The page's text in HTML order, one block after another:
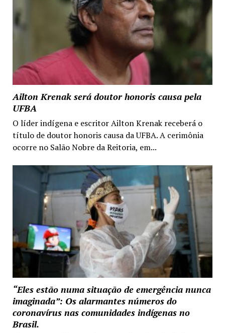
Ailton Krenak será doutor honoris causa pela
UFBA
O líder indígena e escritor Ailton Krenak receberá o
título de doutor honoris causa da UFBA. A cerimônia
ocorre no Salão Nobre da Reitoria, em...
“Eles estão numa situação de emergência nunca
imaginada”: Os alarmantes números do
coronavírus nas comunidades indígenas no
Brasil.